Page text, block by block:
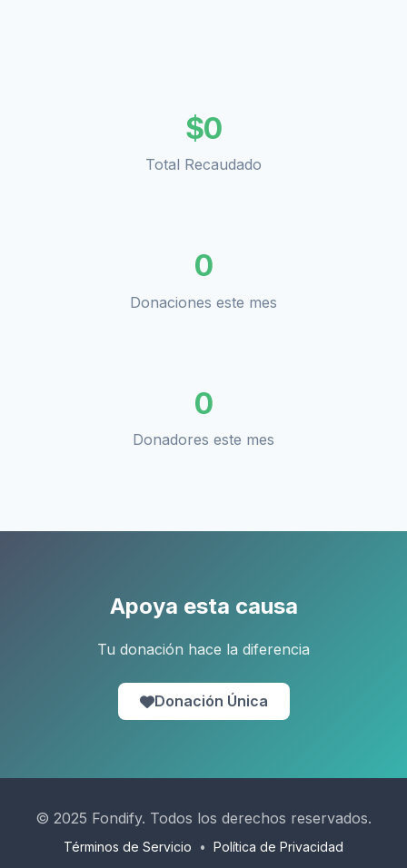
$0
Total Recaudado
0
Donaciones este mes
0
Donadores este mes
Apoya esta causa
Tu donación hace la diferencia
Donación Única
© 2025 Fondify. Todos los derechos reservados.
Términos de Servicio • Política de Privacidad